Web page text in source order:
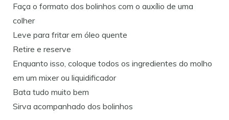
Faça o formato dos bolinhos com o auxílio de uma
colher
Leve para fritar em óleo quente
Retire e reserve
Enquanto isso, coloque todos os ingredientes do molho
em um mixer ou liquidificador
Bata tudo muito bem
Sirva acompanhado dos bolinhos